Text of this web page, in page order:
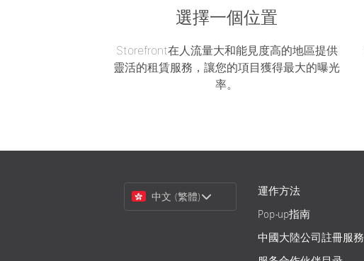
選擇一個位置
Storefront在人流量大和能見度高的地區提供
靈活的租賃服務，讓您的項目獲得最大的曝光
率。
Choose
中文 (繁體)
運作方法
Pop-up指南
中國大陸公司註冊服務